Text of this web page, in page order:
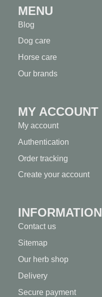
MENU
Blog
Dog care
Horse care
Our brands
MY ACCOUNT
My account
Authentication
Order tracking
Create your account
INFORMATION
Contact us
Sitemap
Our herb shop
Delivery
Secure payment